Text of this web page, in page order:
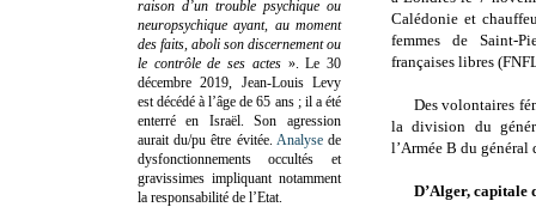
Calédonie et
femmes de Saint-
françaises libres
Des volontaires
la division du
l’Armée B du général
D’Alger, capitale
raison d’un trouble psychique ou
neuropsychique ayant, au moment
des faits, aboli son discernement ou
le contrôle de ses actes». Le 30
décembre 2019, Jean-Louis Levy
est décédé à l’âge de 65 ans ; il a été
enterré en Israël. Son agression
aurait du/pu être évitée. Analysede
dysfonctionnements occultés et
gravissimes impliquant notamment
la responsabilité de l’Etat.